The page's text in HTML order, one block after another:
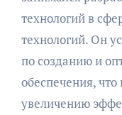
технологий в
технологий. Он
по созданию и
обеспечения,
увеличению